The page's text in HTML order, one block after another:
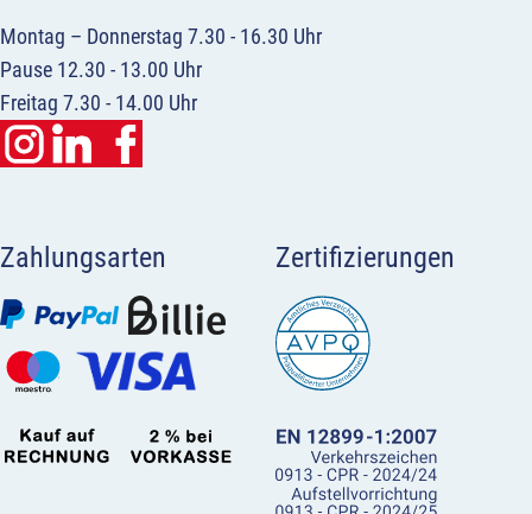
Montag – Donnerstag 7.30 - 16.30 Uhr
Pause 12.30 - 13.00 Uhr
Freitag 7.30 - 14.00 Uhr
Zahlungsarten Zertifizierungen